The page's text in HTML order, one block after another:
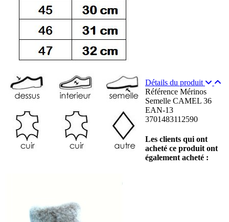
Détails du produit
Référence Mérinos
Semelle CAMEL 36
EAN-13
3701483112590
Les clients qui ont
acheté ce produit ont
également acheté :